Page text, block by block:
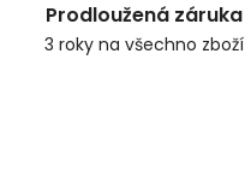
Prodloužená záruka
3 roky na všechno zboží